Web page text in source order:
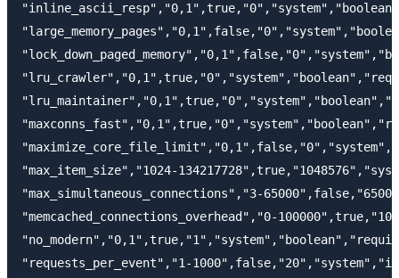
"max_item_size","1024-
"max_simultaneous_connections","3-
"memcached_connections_overhead","0-
"requests_per_event","1-